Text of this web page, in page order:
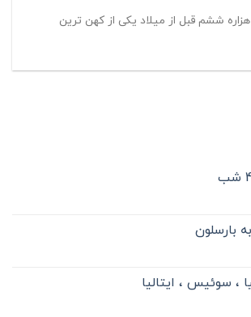
بارسلون
، سوئیس ، ایتالیا
ششم قبل از میلاد یکی از کهن ترین